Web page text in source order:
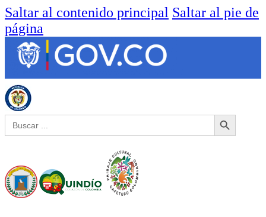
Saltar al contenido principal Saltar al pie de
página
Buscar: Botón de búsqueda